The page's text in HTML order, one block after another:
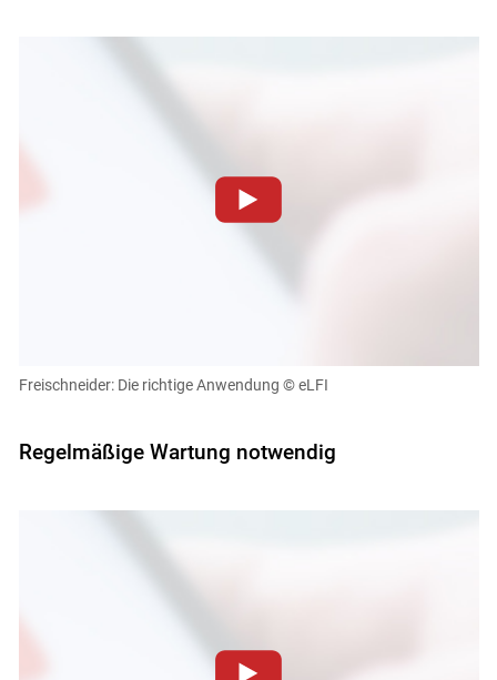
einsehen und korrigieren
Akzeptieren
Freischneider: Die richtige Anwendung © eLFI
Regelmäßige Wartung notwendig